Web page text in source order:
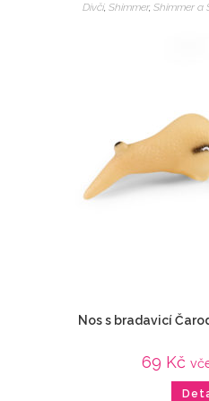
Dívčí, Shimmer, Shimmer a
Nos s bradavicí
69 Kč